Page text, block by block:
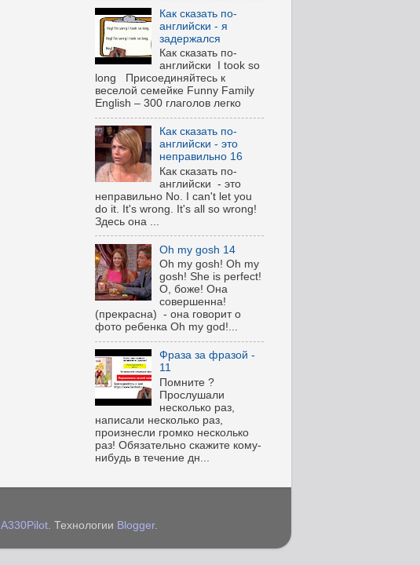
Как сказать по-
английски - я
задержался
Как сказать по-
английски I took so
long Присоединяйтесь к
веселой семейке Funny Family
English – 300 глаголов легко
Как сказать по-
английски - это
неправильно 16
Как сказать по-
английски - это
неправильно No. I can't let you
do it. It's wrong. It's all so wrong!
Здесь она ...
Oh my gosh 14
Oh my gosh! Oh my
gosh! She is perfect!
О, боже! Она
совершенна!
(прекрасна) - она говорит о
фото ребенка Oh my god!...
Фраза за фразой -
11
Помните ?
Прослушали
несколько раз,
написали несколько раз,
произнесли громко несколько
раз! Обязательно скажите кому-
нибудь в течение дн...
A330Pilot. Технологии Blogger.